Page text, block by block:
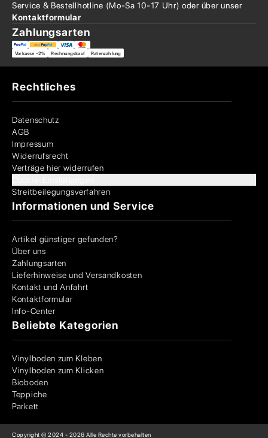
Service & Bestellhotline (Mo-Sa 10-17 Uhr) oder überunser
Kontaktformular
Zahlungsarten
Vorkasse -2% Rechnungskauf Ratenzahlung
Rechtliches
Datenschutz
AGB
Impressum
Widerrufsrecht
Verträge hier widerrufen
Streitbeilegungsverfahren
Informationen und Service
Artikel günstiger gefunden?
Über uns
Zahlungsarten
Lieferhinweise und Versandkosten
Kontakt und Anfahrt
Kontaktformular
Info-Center
Beliebte Kategorien
Vinylboden zum Kleben
Vinylboden zum Klicken
Bioboden
Teppiche
Parkett
Copyright © 2024 - 2026 Alle Rechte vorbehalten